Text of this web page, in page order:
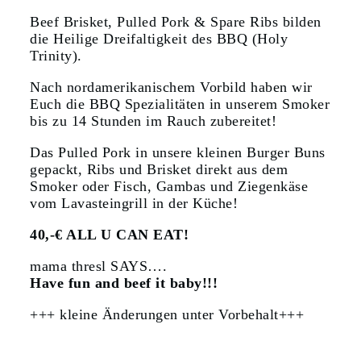
Beef Brisket, Pulled Pork & Spare Ribs bilden
die Heilige Dreifaltigkeit des BBQ (Holy
Trinity).
Nach nordamerikanischem Vorbild haben wir
Euch die BBQ Spezialitäten in unserem Smoker
bis zu 14 Stunden im Rauch zubereitet!
Das Pulled Pork in unsere kleinen Burger Buns
gepackt, Ribs und Brisket direkt aus dem
Smoker oder Fisch, Gambas und Ziegenkäse
vom Lavasteingrill in der Küche!
40,-€ ALL U CAN EAT!
mama thresl SAYS….
Have fun and beef it baby!!!
+++ kleine Änderungen unter Vorbehalt+++